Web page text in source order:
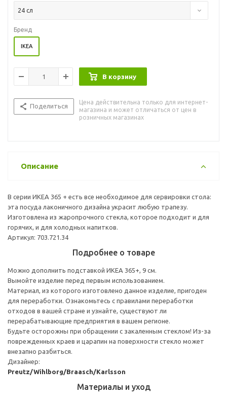
24 сл
Бренд
IKEA
В корзину
Поделиться
Цена действительна только для интернет-
магазина и может отличаться от цен в
розничных магазинах
Описание
В серии ИКЕА 365 + есть все необходимое для сервировки стола:
эта посуда лаконичного дизайна украсит любую трапезу.
Изготовлена из жаропрочного стекла, которое подходит и для
горячих, и для холодных напитков.
Артикул: 703.721.34
Подробнее о товаре
Можно дополнить подставкой ИКЕА 365+, 9 см.
Вымойте изделие перед первым использованием.
Материал, из которого изготовлено данное изделие, пригоден
для переработки. Ознакомьтесь с правилами переработки
отходов в вашей стране и узнайте, существуют ли
перерабатывающие предприятия в вашем регионе.
Будьте осторожны при обращении с закаленным стеклом! Из-за
поврежденных краев и царапин на поверхности стекло может
внезапно разбиться.
Дизайнер:
Preutz/Wihlborg/Braasch/Karlsson
Материалы и уход